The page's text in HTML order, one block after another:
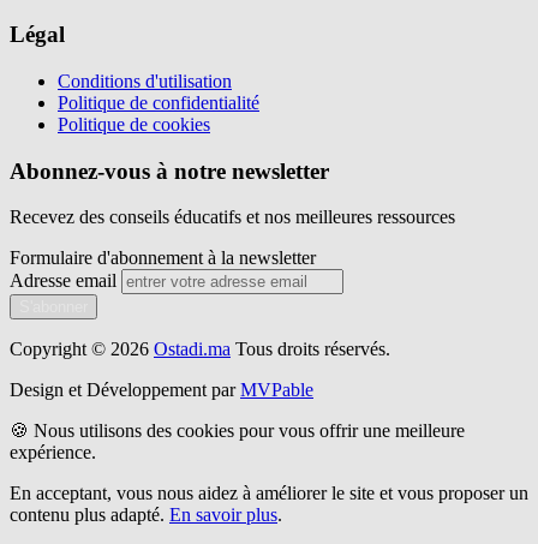
Légal
Conditions d'utilisation
Politique de confidentialité
Politique de cookies
Abonnez-vous à notre newsletter
Recevez des conseils éducatifs et nos meilleures ressources
Formulaire d'abonnement à la newsletter
Adresse email
Copyright © 2026 Ostadi.ma Tous droits réservés.
Design et Développement par MVPable
🍪 Nous utilisons des cookies pour vous offrir une meilleure
expérience.
En acceptant, vous nous aidez à améliorer le site et vous proposer un
contenu plus adapté. En savoir plus.